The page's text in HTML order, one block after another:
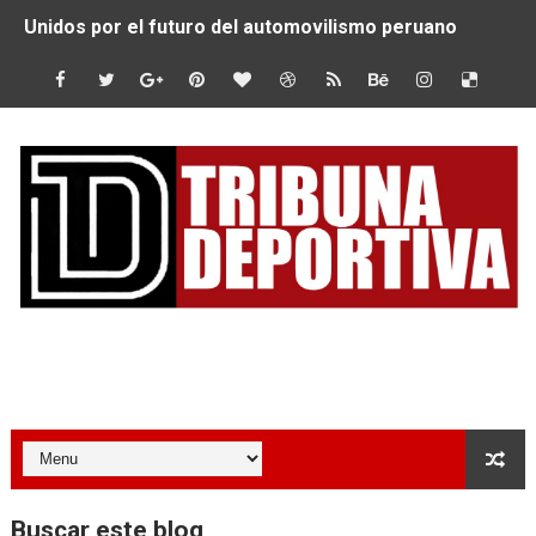
Unidos por el futuro del automovilismo peruano
De Huaraz para el mundo: La Ultra Trail Cordillera
MARATÓN DE LIMA: EL CHEQUEO MÉDICO COMO LA
CLAUDIO PIZARRO: "YO ESPERABA MUCHO MÁS DE
URUBAMBA CORONÓ A LOS ARGENTINOS
ÁNGELO CARO SE CONSAGRA SUBCAMPEÓN MUNDIAL
Buscar este blog